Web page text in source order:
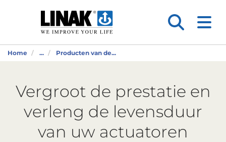
Home ... Producten van de...
Vergroot de prestatie en
verleng de levensduur
van uw actuatoren